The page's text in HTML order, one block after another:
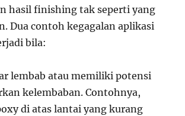
hasil finishing tak seperti yang
Dua contoh kegagalan aplikasi
bila:
lembab atau memiliki potensi
kelembaban. Contohnya,
di atas lantai yang kurang